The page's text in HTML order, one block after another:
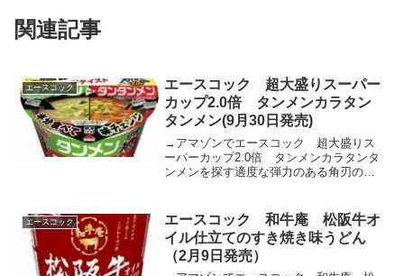
関連記事
エースコック
エースコック 超大盛りスーパー
カップ2.0倍 タンメンカラタン
タンメン(9月30日発売)
→アマゾンでエースコック 超大盛りス
ーパーカップ2.0倍 タンメンカラタンタ
ンメンを探す適度な弾力のある角刃のめ
に、オニオンやジンジャー、ニンニク等
の旨みをバランスよく利...
エースコック
エースコック 和牛庵 松阪牛オ
イル仕立てのすき焼き味うどん
（2月9日発売）